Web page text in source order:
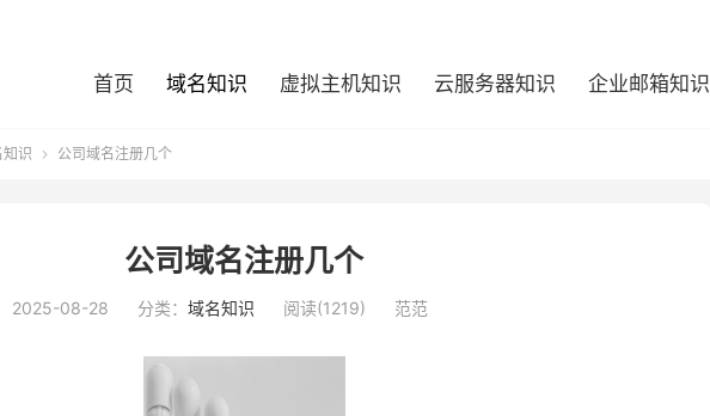
首页 域名知识 虚拟主机知识 云服务器知识 企业邮箱知识
识  公司域名注册几个
公司域名注册几个
2025-08-28 分类： 域名知识 阅读(1219) 范范